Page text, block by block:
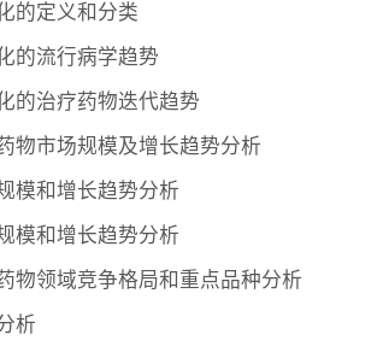
的定义和分类
的流行病学趋势
的治疗药物迭代趋势
物市场规模及增长趋势分析
模和增长趋势分析
模和增长趋势分析
物领域竞争格局和重点品种分析
析